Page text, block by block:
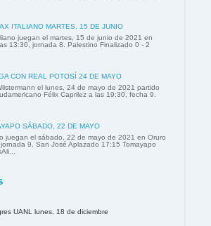
ITALIANO MARTES, 15 DE JUNIO
juegan el martes, 15 de junio de 2021 en
13:30, jornada 8. Palestino Finalizado 0 - 2
CON REAL POTOSÍ 24 DE MAYO
el lunes, 24 de mayo de 2021 partido
Félix Caprilez a las 19:30, fecha 9.
SÁBADO, 22 DE MAYO
juegan el sábado, 22 de mayo de 2021 en Oruro
9. San José Aplazado 17:15 Tomayapo
UANL lunes, 18 de diciembre